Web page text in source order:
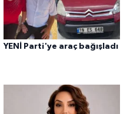
YENİ Parti'ye araç bağışladı